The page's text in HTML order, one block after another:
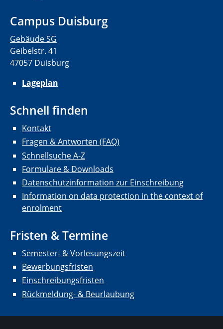
Campus Duisburg
Gebäude SG
Geibelstr. 41
47057 Duisburg
Lageplan
Schnell finden
Kontakt
Fragen & Antworten (FAQ)
Schnellsuche A-Z
Formulare & Downloads
Datenschutzinformation zur Einschreibung
Information on data protection in the context of
enrolment
Fristen & Termine
Semester- & Vorlesungszeit
Bewerbungsfristen
Einschreibungsfristen
Rückmeldung- & Beurlaubung